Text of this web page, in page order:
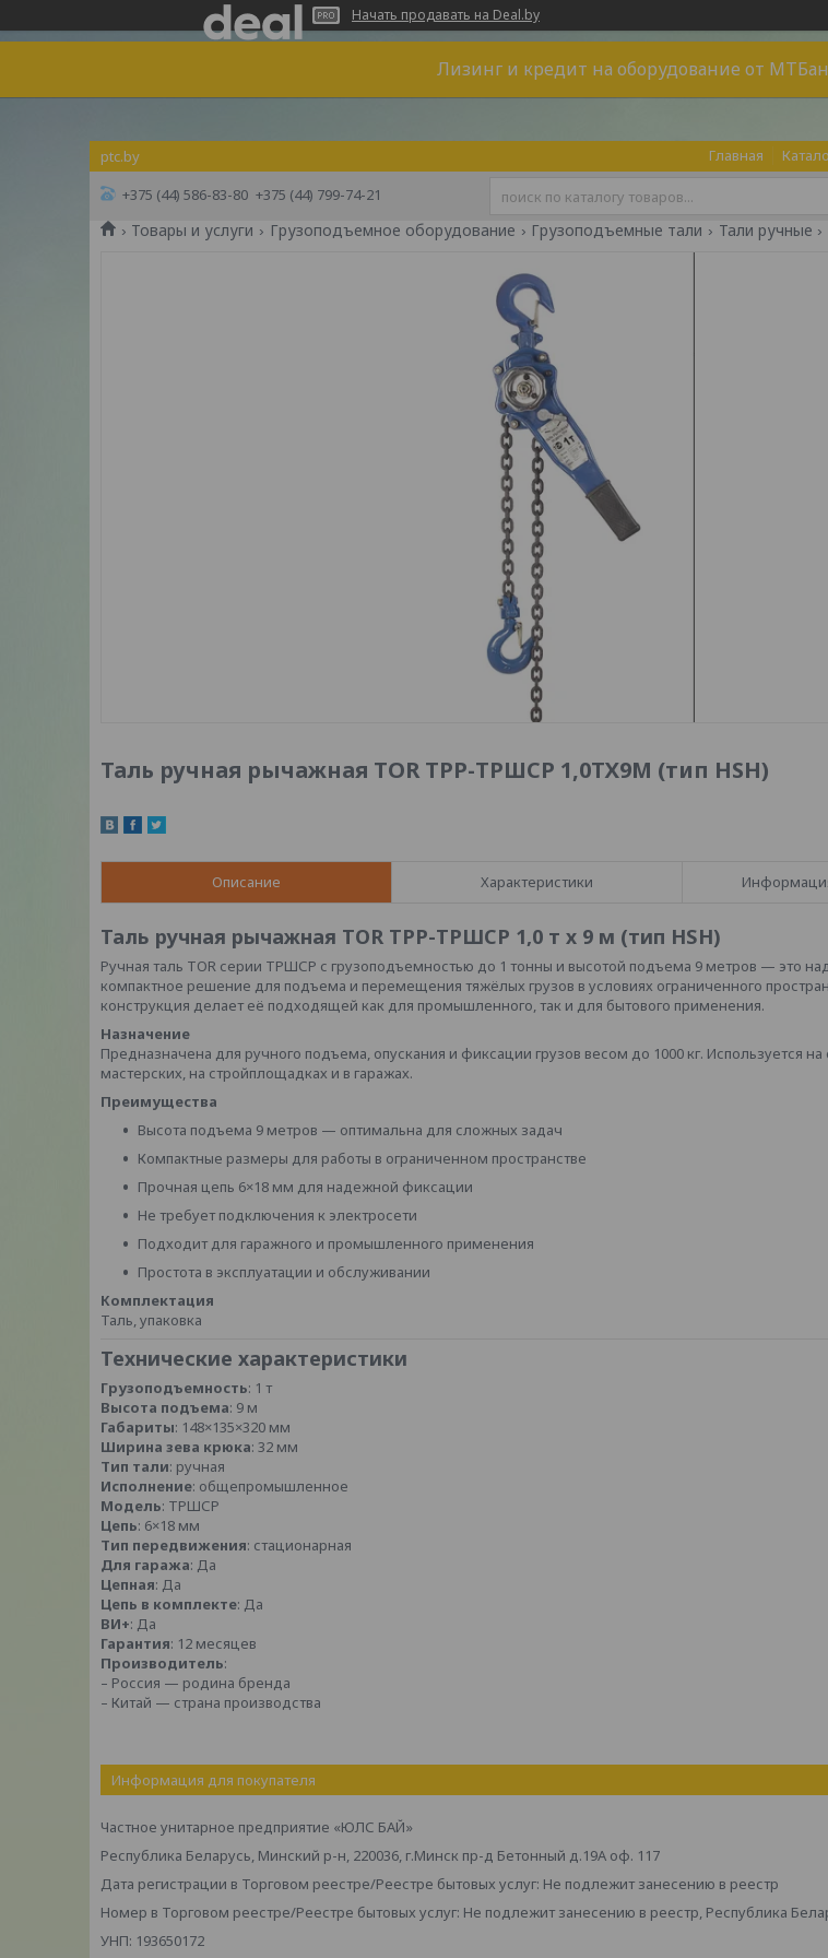
Начать продавать на Deal.by
Лизинг и кредит на оборудование от
ptc.by Главная
+375 (44) 586-83-80 +375 (44) 799-74-21
Товары и услуги Грузоподъемное оборудование Грузоподъемные тали Тали ручные
Таль ручная рычажная TOR ТРР-ТРШСР 1,0ТХ9М (тип HSH)
Описание Характеристики
Таль ручная рычажная TOR ТРР-ТРШСР 1,0 т х 9 м (тип HSH)
Ручная таль TOR серии ТРШСР с грузоподъемностью до 1 тонны и высотой подъема 9 метров — это
компактное решение для подъема и перемещения тяжёлых грузов в условиях ограниченного
конструкция делает её подходящей как для промышленного, так и для бытового применения.
Назначение
Предназначена для ручного подъема, опускания и фиксации грузов весом до 1000 кг. Используется на
мастерских, на стройплощадках и в гаражах.
Преимущества
Высота подъема 9 метров — оптимальна для сложных задач
Компактные размеры для работы в ограниченном пространстве
Прочная цепь 6×18 мм для надежной фиксации
Не требует подключения к электросети
Подходит для гаражного и промышленного применения
Простота в эксплуатации и обслуживании
Комплектация
Таль, упаковка
Технические характеристики
Грузоподъемность: 1 т
Высота подъема: 9 м
Габариты: 148×135×320 мм
Ширина зева крюка: 32 мм
Тип тали: ручная
Исполнение: общепромышленное
Модель: ТРШСР
Цепь: 6×18 мм
Тип передвижения: стационарная
Для гаража: Да
Цепная: Да
Цепь в комплекте: Да
ВИ+: Да
Гарантия: 12 месяцев
Производитель:
– Россия — родина бренда
– Китай — страна производства
Информация для покупателя
Частное унитарное предприятие «ЮЛС БАЙ»
Республика Беларусь, Минский р-н, 220036, г.Минск пр-д Бетонный д.19А оф. 117
Дата регистрации в Торговом реестре/Реестре бытовых услуг: Не подлежит занесению в реестр
Номер в Торговом реестре/Реестре бытовых услуг: Не подлежит занесению в реестр, Республика
УНП: 193650172